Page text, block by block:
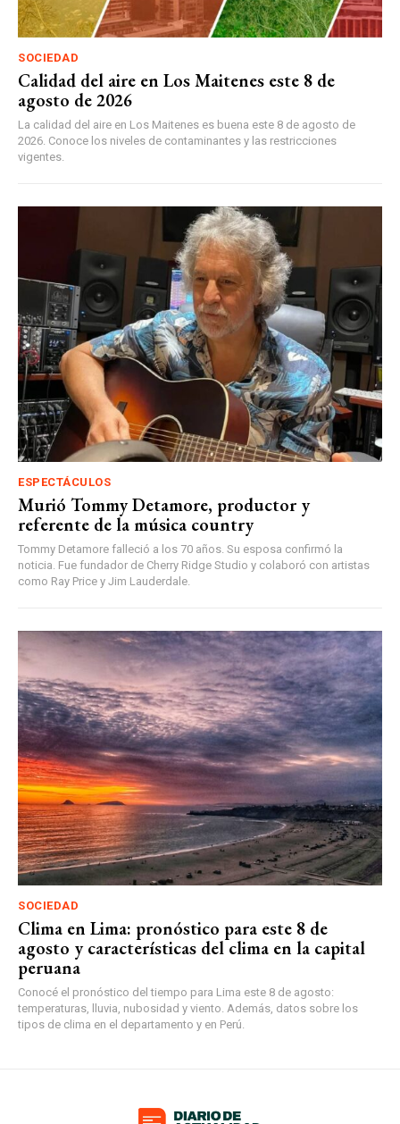
SOCIEDAD
Calidad del aire en Los Maitenes este 8 de
agosto de 2026
La calidad del aire en Los Maitenes es buena este 8 de agosto de
2026. Conoce los niveles de contaminantes y las restricciones
vigentes.
ESPECTÁCULOS
Murió Tommy Detamore, productor y
referente de la música country
Tommy Detamore falleció a los 70 años. Su esposa confirmó la
noticia. Fue fundador de Cherry Ridge Studio y colaboró con artistas
como Ray Price y Jim Lauderdale.
SOCIEDAD
Clima en Lima: pronóstico para este 8 de
agosto y características del clima en la capital
peruana
Conocé el pronóstico del tiempo para Lima este 8 de agosto:
temperaturas, lluvia, nubosidad y viento. Además, datos sobre los
tipos de clima en el departamento y en Perú.